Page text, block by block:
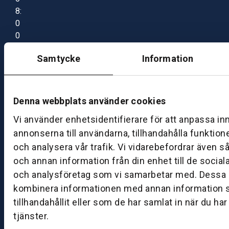
Samtycke Information
Denna webbplats använder cookies
Vi använder enhetsidentifierare för att anpassa
annonserna till användarna, tillhandahålla
och analysera vår trafik. Vi vidarebefordrar även
och annan information från din enhet till de
och analysföretag som vi samarbetar med. Dessa
kombinera informationen med annan information
tillhandahållit eller som de har samlat in när du
tjänster.
8:
0
0
7:
0
B
S
k
ö
v
d